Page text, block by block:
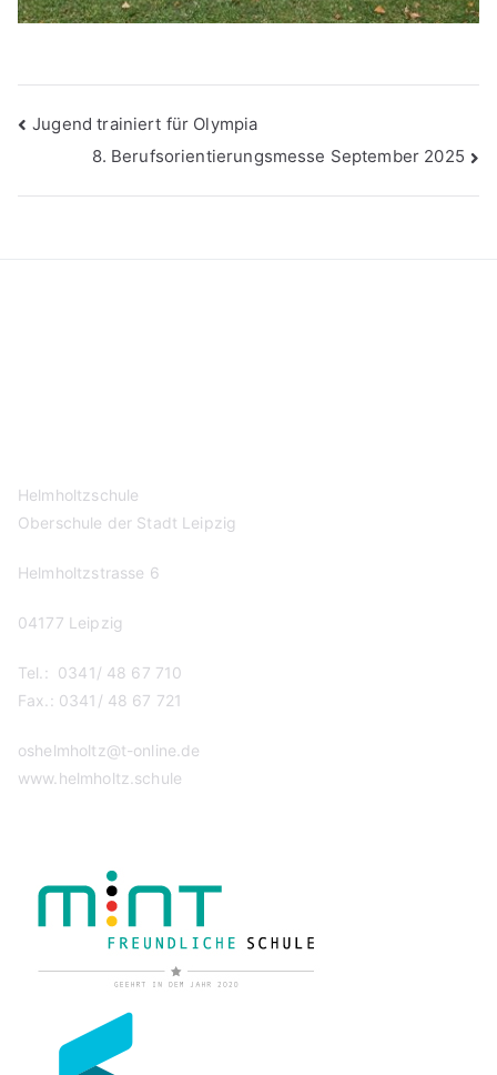
Beitragsnavigation
Jugend trainiert für Olympia
8. Berufsorientierungsmesse September 2025
Helmholtzschule
Oberschule der Stadt Leipzig
Helmholtzstrasse 6
04177 Leipzig
Tel.: 0341/ 48 67 710
Fax.: 0341/ 48 67 721
oshelmholtz@t-online.de
www.helmholtz.schule